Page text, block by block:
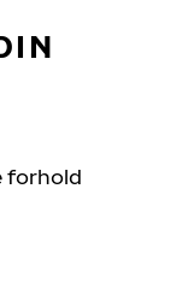
forhold